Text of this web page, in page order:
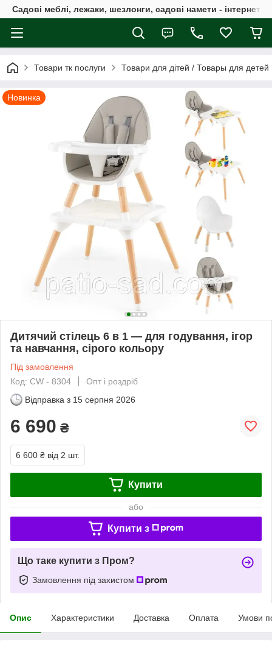
Садові меблі, лежаки, шезлонги, садові намети - інтернет-
Товари тк послуги Товари для дітей / Товары для детей
Новинка
Дитячий стілець 6 в 1 — для годування, ігор
та навчання, сірого кольору
Під замовлення
Код: CW - 8304
Опт і роздріб
Відправка з 15 серпня 2026
6 690 ₴
6 600 ₴ від 2 шт.
Купити
або
Купити з
Що таке купити з Пром?
Замовлення під захистом
Опис Характеристики Доставка Оплата Умови